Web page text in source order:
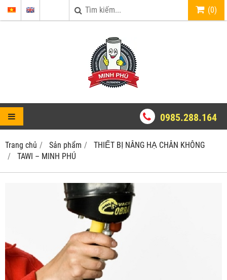
(0)
0985.288.164
Trang chủ Sản phẩm
THIẾT BỊ NÂNG HẠ CHÂN KHÔNG
TAWI – MINH PHÚ